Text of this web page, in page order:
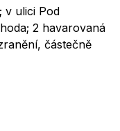
v ulici Pod
2 havarovaná
částečně